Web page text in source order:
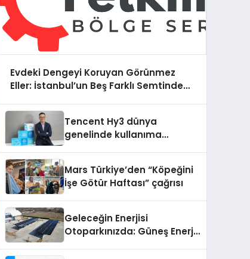
Evdeki Dengeyi Koruyan Görünmez
Eller: İstanbul’un Beş Farklı Semtinde
Tencent Hy3 dünya
genelinde kullanıma
Mars Türkiye’den “Köpeğini
İşe Götür Haftası” çağrısı
Geleceğin Enerjisi
Otoparkınızda: Güneş Enerjili